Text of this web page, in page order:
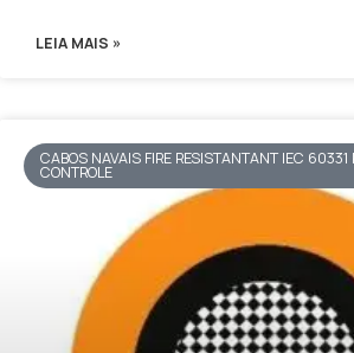
LEIA MAIS »
CABOS NAVAIS FIRE RESISTANTANT IEC 60331
CONTROLE